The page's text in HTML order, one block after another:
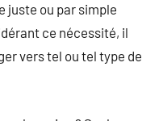
juste ou par simple
ce nécessité, il
vers tel ou tel type de